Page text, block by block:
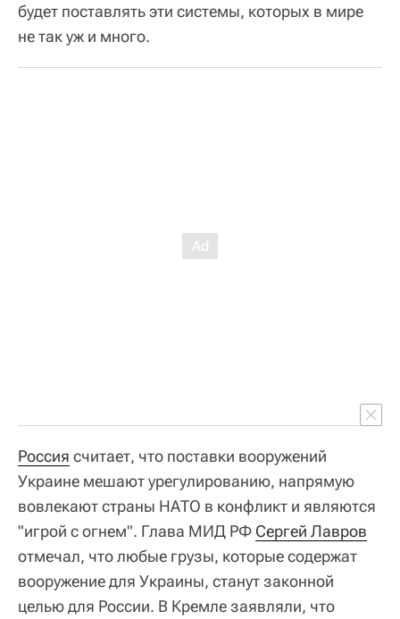
будет поставлять эти системы, которых в мире
не так уж и много.
Россия считает, что поставки вооружений
Украине мешают урегулированию, напрямую
вовлекают страны НАТО в конфликт и являются
"игрой с огнем". Глава МИД РФ Сергей Лавров
отмечал, что любые грузы, которые содержат
вооружение для Украины, станут законной
целью для России. В Кремле заявляли, что